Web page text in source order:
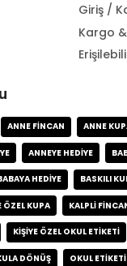
Giriş /
Kargo
ANNE FINCAN ANNE
ANNEYE HEDIYE
HEDIYE BASKILI
ÖZEL KUPA KALPLI
KIŞIYE ÖZEL OKUL ETIKETI
DÖNÜŞ OKUL ETIKETI